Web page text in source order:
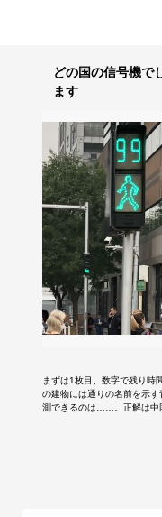
どの国の信号機で
ます
まずは1枚目、数字で残り時
の建物には通りの名前を示
測できるのは……。正解は中